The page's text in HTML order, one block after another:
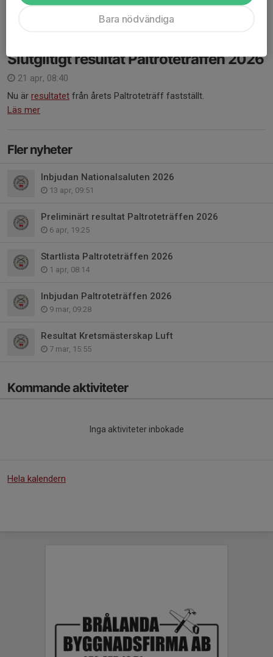
Varmt välkomna att delta!
Slutgiltigt resultat Paltroteträffen 2026
21 apr, 08:40
Nu är resultatet från årets Paltroteträff fastställt.
Läs mer
Fler nyheter
Inbjudan Nationalsaluten 2026
13 apr, 09:51
Preliminärt resultat Paltroteträffen 2026
6 apr, 19:25
Startlista Paltroteträffen 2026
1 apr, 08:14
Inbjudan Paltroteträffen 2026
9 mar, 09:28
Resultat Kretsmästerskap Luft
7 mar, 15:55
Kommande aktiviteter
Inga aktiviteter inbokade
Hela kalendern
Bara nödvändiga